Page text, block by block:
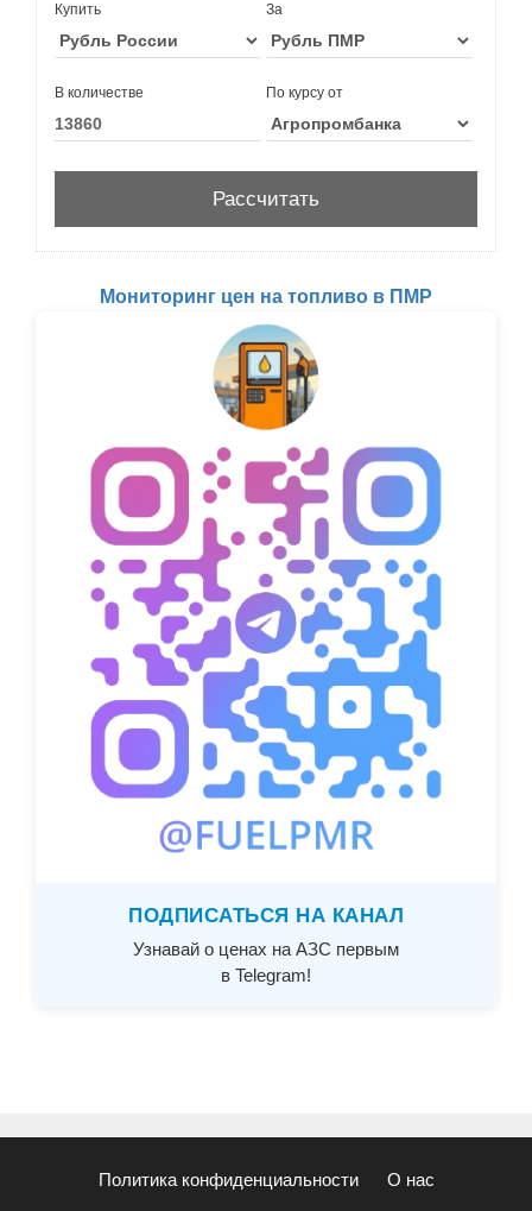
Купить За
В количестве По курсу от
Мониторинг цен на топливо в ПМР
ПОДПИСАТЬСЯ НА КАНАЛ
Узнавай о ценах на АЗС первым
в Telegram!
Политика конфиденциальности О нас